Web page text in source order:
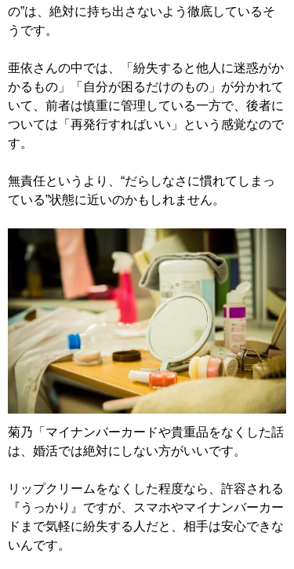
の”は、絶対に持ち出さないよう徹底しているそ
うです。
亜依さんの中では、「紛失すると他人に迷惑がか
かるもの」「自分が困るだけのもの」が分かれて
いて、前者は慎重に管理している一方で、後者に
ついては「再発行すればいい」という感覚なので
す。
無責任というより、“だらしなさに慣れてしまっ
ている”状態に近いのかもしれません。
菊乃「マイナンバーカードや貴重品をなくした話
は、婚活では絶対にしない方がいいです。
リップクリームをなくした程度なら、許容される
『うっかり』ですが、スマホやマイナンバーカー
ドまで気軽に紛失する人だと、相手は安心できな
いんです。